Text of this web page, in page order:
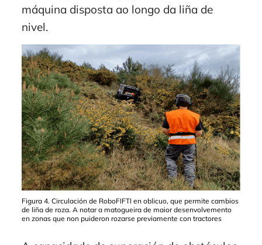
máquina disposta ao longo da liña de
nivel.
Figura 4. Circulación de RoboFIFTI en oblicuo, que permite cambios
de liña de roza. A notar a matogueira de maior desenvolvemento
en zonas que non puideron rozarse previamente con tractores